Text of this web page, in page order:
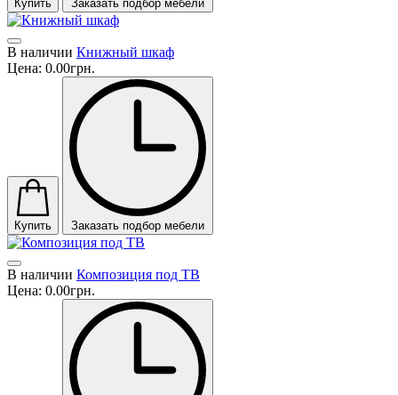
Купить Заказать подбор мебели
В наличии Книжный шкаф
Цена: 0.00грн.
Купить Заказать подбор мебели
В наличии Композиция под ТВ
Цена: 0.00грн.